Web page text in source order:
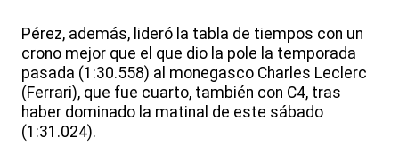
Pérez, además, lideró la tabla de tiempos con un
crono mejor que el que dio la pole la temporada
pasada (1:30.558) al monegasco Charles Leclerc
(Ferrari), que fue cuarto, también con C4, tras
haber dominado la matinal de este sábado
(1:31.024).